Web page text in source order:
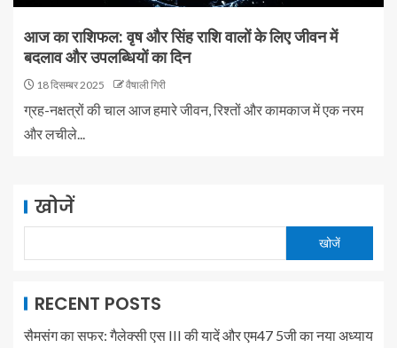
आज का राशिफल: वृष और सिंह राशि वालों के लिए जीवन में
बदलाव और उपलब्धियों का दिन
18 दिसम्बर 2025 वैषाली गिरी
ग्रह-नक्षत्रों की चाल आज हमारे जीवन, रिश्तों और कामकाज में एक नरम
और लचीले...
खोजें
खोजें
RECENT POSTS
सैमसंग का सफर: गैलेक्सी एस III की यादें और एम47 5जी का नया अध्याय